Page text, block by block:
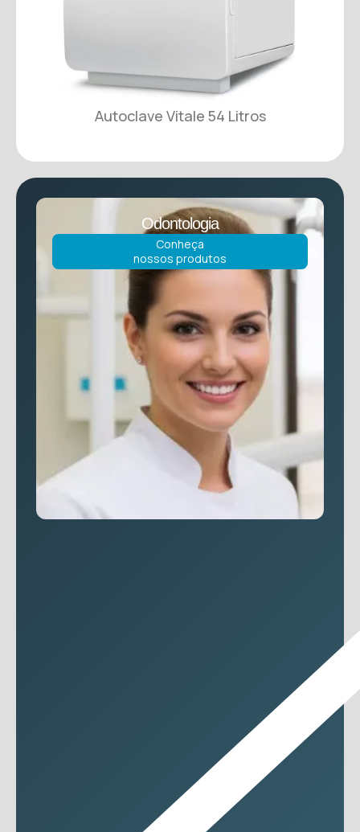
Autoclave Vitale 54 Litros
Odontologia
Conheça
nossos produtos